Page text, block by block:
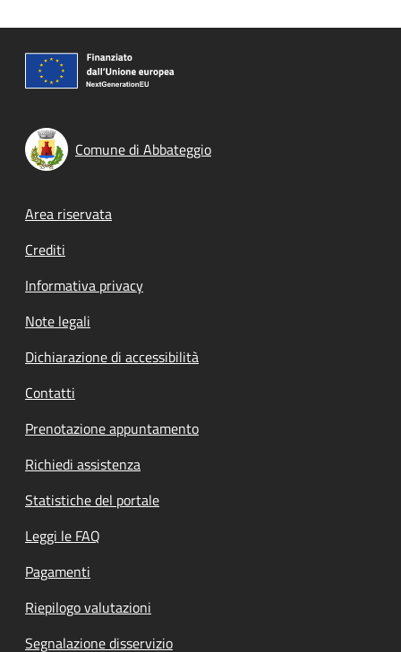
Comune di Abbateggio
Footer menu
Area riservata
Crediti
Informativa privacy
Note legali
Dichiarazione di accessibilità
Contatti
Prenotazione appuntamento
Richiedi assistenza
Statistiche del portale
Leggi le FAQ
Pagamenti
Riepilogo valutazioni
Segnalazione disservizio